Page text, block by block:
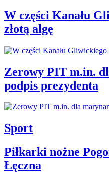
W części Kanału
złotą algę
Zerowy PIT m.in.
podpis prezydenta
Sport
Piłkarki nożne
Łęczna